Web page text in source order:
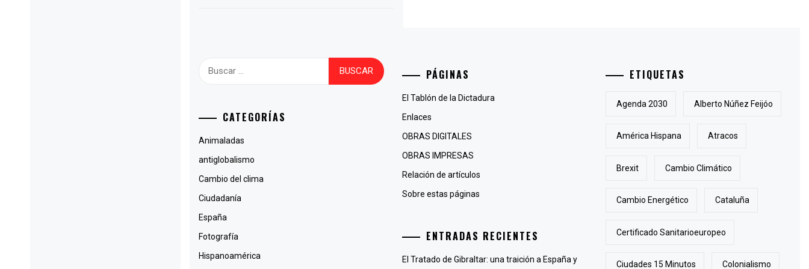
CATEGORÍAS
Animaladas
antiglobalismo
Cambio del clima
Ciudadanía
España
Fotografía
Hispanoamérica
PÁGINAS
El Tablón de la Dictadura
Enlaces
OBRAS DIGITALES
OBRAS IMPRESAS
Relación de artículos
Sobre estas páginas
ENTRADAS RECIENTES
El Tratado de Gibraltar: una traición a España y
ETIQUETAS
Agenda 2030 Alberto Núñez Feijóo
América Hispana Atracos
Brexit Cambio Climático
Cambio Energético Cataluña
Certificado Sanitarioeuropeo
Ciudades 15 Minutos Colonialismo